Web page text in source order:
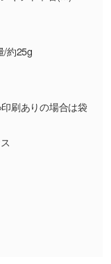
の指定や、
ます。→
部分だけを
いキャラク
データは切
い／塗り足
小さい場
ば拡張が可
合、または
場合
依頼(商
/約25g
刷ありの場合は袋